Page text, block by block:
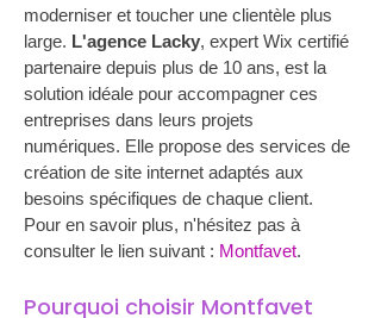
moderniser et toucher une clientèle plus
large. L'agence Lacky, expert Wix certifié
partenaire depuis plus de 10 ans, est la
solution idéale pour accompagner ces
entreprises dans leurs projets
numériques. Elle propose des services de
création de site internet adaptés aux
besoins spécifiques de chaque client.
Pour en savoir plus, n'hésitez pas à
consulter le lien suivant : Montfavet.
Pourquoi choisir Montfavet